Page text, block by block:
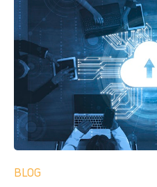
BLOG